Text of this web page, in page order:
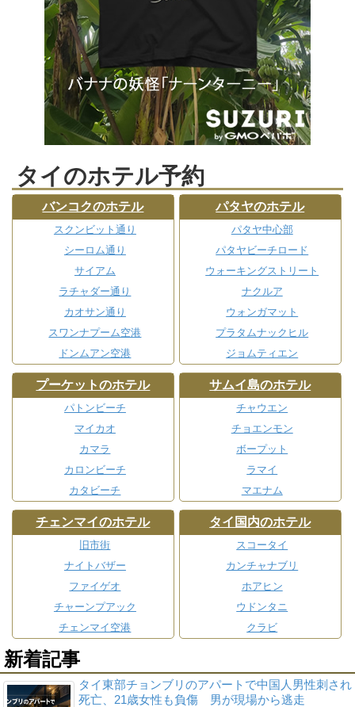
タイのホテル予約
バンコクのホテル
スクンビット通り
シーロム通り
サイアム
ラチャダー通り
カオサン通り
スワンナプーム空港
ドンムアン空港
パタヤのホテル
パタヤ中心部
パタヤビーチロード
ウォーキングストリート
ナクルア
ウォンガマット
プラタムナックヒル
ジョムティエン
プーケットのホテル
パトンビーチ
マイカオ
カマラ
カロンビーチ
カタビーチ
サムイ島のホテル
チャウエン
チョエンモン
ボープット
ラマイ
マエナム
チェンマイのホテル
旧市街
ナイトバザー
ファイゲオ
チャーンプアック
チェンマイ空港
タイ国内のホテル
スコータイ
カンチャナブリ
ホアヒン
ウドンタニ
クラビ
新着記事
タイ東部チョンブリのアパートで中国人男性刺され
死亡、21歳女性も負傷 男が現場から逃走